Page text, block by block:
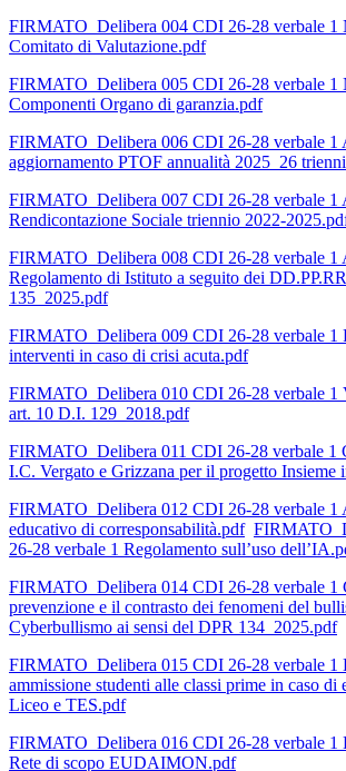
FIRMATO_Delibera 004 CDI 26-28 verbale 1
Comitato di Valutazione.pdf
FIRMATO_Delibera 005 CDI 26-28 verbale 1
Componenti Organo di garanzia.pdf
FIRMATO_Delibera 006 CDI 26-28 verbale 1
aggiornamento PTOF annualità 2025_26
FIRMATO_Delibera 007 CDI 26-28 verbale 1
Rendicontazione Sociale triennio 2022-
FIRMATO_Delibera 008 CDI 26-28 verbale 1
Regolamento di Istituto a seguito dei
135_2025.pdf
FIRMATO_Delibera 009 CDI 26-28 verbale 1
interventi in caso di crisi acuta.pdf
FIRMATO_Delibera 010 CDI 26-28 verbale 1
art. 10 D.I. 129_2018.pdf
FIRMATO_Delibera 011 CDI 26-28 verbale 1
I.C. Vergato e Grizzana per il progetto Insieme
FIRMATO_Delibera 012 CDI 26-28 verbale 1
educativo di corresponsabilità.pdf
26-28 verbale 1 Regolamento sull’uso
FIRMATO_Delibera 014 CDI 26-28 verbale 1
prevenzione e il contrasto dei fenomeni del
Cyberbullismo ai sensi del DPR 134_2025.pdf
FIRMATO_Delibera 015 CDI 26-28 verbale 1
ammissione studenti alle classi prime in caso di
Liceo e TES.pdf
FIRMATO_Delibera 016 CDI 26-28 verbale 1
Rete di scopo EUDAIMON.pdf